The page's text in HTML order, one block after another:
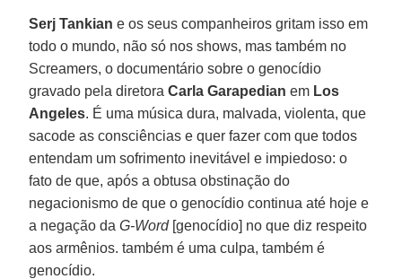
Serj Tankian e os seus companheiros gritam isso em
todo o mundo, não só nos shows, mas também no
Screamers, o documentário sobre o genocídio
gravado pela diretoraCarla Garapedian em Los
Angeles. É uma música dura, malvada, violenta, que
sacode as consciências e quer fazer com que todos
entendam um sofrimento inevitável e impiedoso: o
fato de que, após a obtusa obstinação do
negacionismo de que o genocídio continua até hoje e
a negação daG-Word[genocídio] no que diz respeito
aos armênios. também é uma culpa, também é
genocídio.